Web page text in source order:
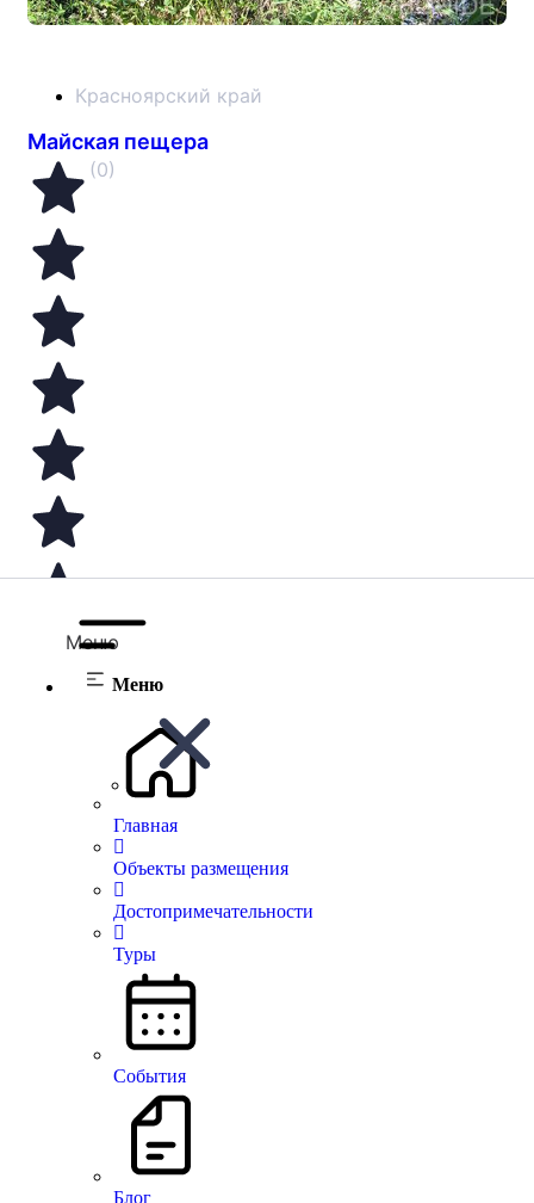
Меню
Меню
Главная
Объекты размещения
Достопримечательности
Туры
События
Блог
Красноярский край
Майская пещера
(0)
There are no similar listings
© Все права защищены.